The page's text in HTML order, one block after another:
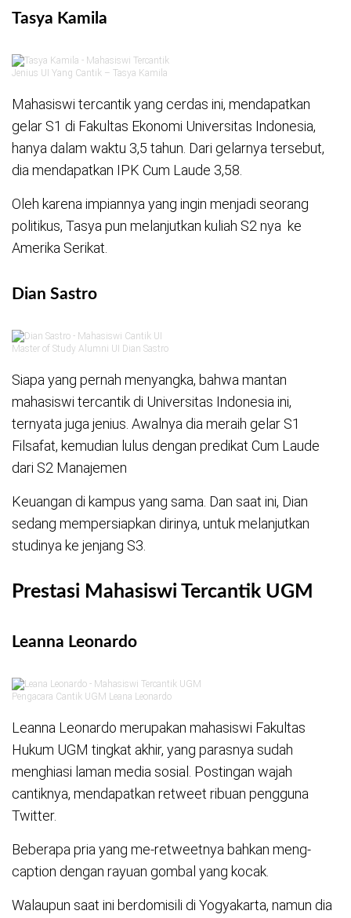
Tasya Kamila
Jenius UI Yang Cantik – Tasya Kamila
Mahasiswi tercantik yang cerdas ini, mendapatkan
gelar S1 di Fakultas Ekonomi Universitas Indonesia,
hanya dalam waktu 3,5 tahun. Dari gelarnya tersebut,
dia mendapatkan IPK Cum Laude 3,58.
Oleh karena impiannya yang ingin menjadi seorang
politikus, Tasya pun melanjutkan kuliah S2 nya ke
Amerika Serikat.
Dian Sastro
Master of Study Alumni UI Dian Sastro
Siapa yang pernah menyangka, bahwa mantan
mahasiswi tercantik di Universitas Indonesia ini,
ternyata juga jenius. Awalnya dia meraih gelar S1
Filsafat, kemudian lulus dengan predikat Cum Laude
dari S2 Manajemen
Keuangan di kampus yang sama. Dan saat ini, Dian
sedang mempersiapkan dirinya, untuk melanjutkan
studinya ke jenjang S3.
Prestasi Mahasiswi Tercantik UGM
Leanna Leonardo
Pengacara Cantik UGM Leana Leonardo
Leanna Leonardo merupakan mahasiswi Fakultas
Hukum UGM tingkat akhir, yang parasnya sudah
menghiasi laman media sosial. Postingan wajah
cantiknya, mendapatkan retweet ribuan pengguna
Twitter.
Beberapa pria yang me-retweetnya bahkan meng-
caption dengan rayuan gombal yang kocak.
Walaupun saat ini berdomisili di Yogyakarta, namun dia